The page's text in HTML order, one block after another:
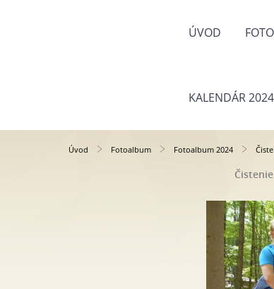
ÚVOD
KALENDÁR 2024
Úvod Fotoalbum Fotoalbum 2024